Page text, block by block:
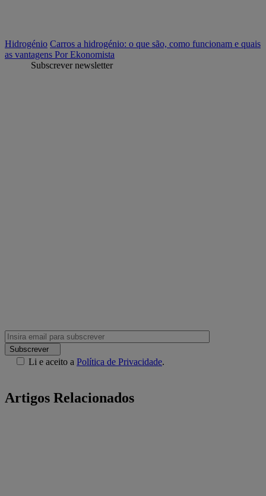
Hidrogénio Carros a hidrogénio: o que são, como funcionam e quais
as vantagens Por Ekonomista
Subscrever newsletter
Subscrever
Li e aceito a Política de Privacidade.
Artigos Relacionados